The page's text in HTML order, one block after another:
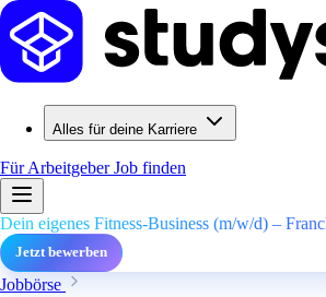
Alles für deine Karriere
Für ArbeitgeberJob finden
Dein eigenes Fitness-Business (m/w/d) –
Jetzt bewerben
Jobbörse